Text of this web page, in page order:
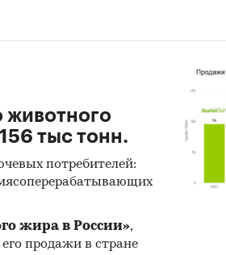
животного
тыс тонн.
потребителей:
жира в России»,
его продажи в стране